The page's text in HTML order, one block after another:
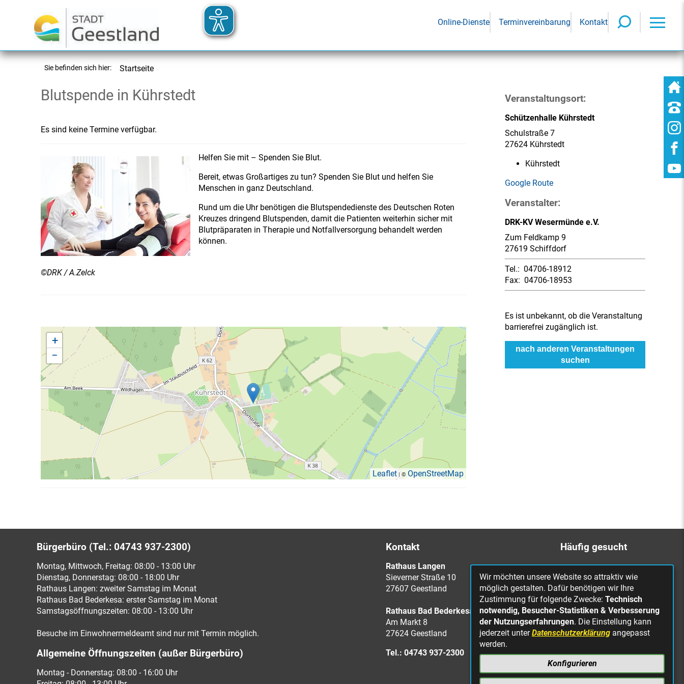
Online-Dienste Terminvereinbarung Kontakt
Sie befinden sich hier: Startseite
Blutspende in Kührstedt
Es sind keine Termine verfügbar.
©DRK / A.Zelck
Helfen Sie mit – Spenden Sie Blut.
Bereit, etwas Großartiges zu tun? Spenden Sie Blut und helfen Sie
Menschen in ganz Deutschland.
Rund um die Uhr benötigen die Blutspendedienste des Deutschen Roten
Kreuzes dringend Blutspenden, damit die Patienten weiterhin sicher mit
Blutpräparaten in Therapie und Notfallversorgung behandelt werden
können.
+
−
Leaflet | © OpenStreetMap
Veranstaltungsort:
Schützenhalle Kührstedt
Schulstraße 7
27624 Kührstedt
Kührstedt
Google Route
Veranstalter:
DRK-KV Wesermünde e.V.
Zum Feldkamp 9
27619 Schiffdorf
Tel.: 04706-18912
Fax: 04706-18953
Es ist unbekannt, ob die Veranstaltung
barrierefrei zugänglich ist.
nach anderen Veranstaltungen
suchen
Bürgerbüro (Tel.: 04743 937-2300)
Montag, Mittwoch, Freitag: 08:00 - 13:00 Uhr
Dienstag, Donnerstag: 08:00 - 18:00 Uhr
Rathaus Langen: zweiter Samstag im Monat
Rathaus Bad Bederkesa: erster Samstag im Monat
Samstagsöffnungszeiten: 08:00 - 13:00 Uhr
Besuche im Einwohnermeldeamt sind nur mit Termin möglich.
Allgemeine Öffnungszeiten (außer Bürgerbüro)
Montag - Donnerstag: 08:00 - 16:00 Uhr
Kontakt
Rathaus Langen
Sieverner Straße 10
27607 Geestland
Rathaus Bad Bederkesa
Am Markt 8
27624 Geestland
Tel.: 04743 937-2300
Häufig gesucht
Bürgerbüro
Online Rathaus
Was erledige ich wo?
Stellenangebote
Mängelmeldung
defekt
Wir möchten unsere Website so attraktiv wie
möglich gestalten. Dafür benötigen wir Ihre
Zustimmung für folgende Zwecke: Technisch
notwendig, Besucher-Statistiken & Verbesserung
der Nutzungserfahrungen. Die Einstellung kann
jederzeit unterDatenschutzerklärung angepasst
werden.
Konfigurieren